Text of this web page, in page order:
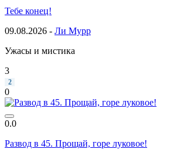
Тебе конец!
09.08.2026 - Ли Мурр
Ужасы и мистика
3
2
0
0.0
Развод в 45. Прощай, горе луковое!